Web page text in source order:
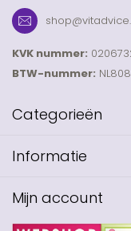
KVK nummer:
BTW-nummer:
Categorieën
Informatie
Mijn account